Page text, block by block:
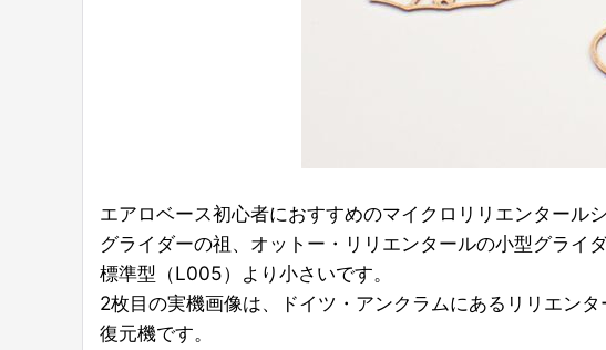
エアロベース初心者におすすめのマイクロリリエンタールシ
グライダーの祖、オットー・リリエンタールの小型グライダ
標準型（L005）より小さいです。
2枚目の実機画像は、ドイツ・アンクラムにあるリリエン
復元機です。